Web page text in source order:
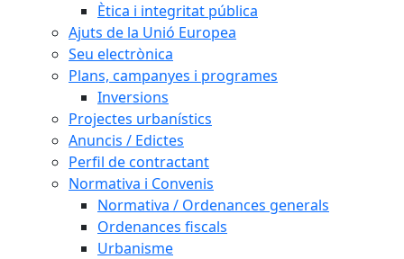
Ètica i integritat pública
Ajuts de la Unió Europea
Seu electrònica
Plans, campanyes i programes
Inversions
Projectes urbanístics
Anuncis / Edictes
Perfil de contractant
Normativa i Convenis
Normativa / Ordenances generals
Ordenances fiscals
Urbanisme